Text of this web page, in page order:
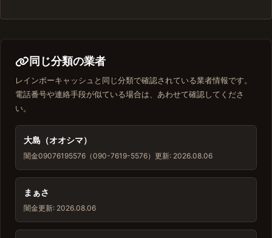
同じ分類の業者
レインボーキャッシュと同じ分類で確認されている業者情報です。
電話番号や連絡手段が似ている場合は、あわせて確認してくださ
い。
大島（オオシマ）
闇金09076195576（090-7619-5576） 更新: 2026.08.06
まぁさ
闇金更新: 2026.08.06